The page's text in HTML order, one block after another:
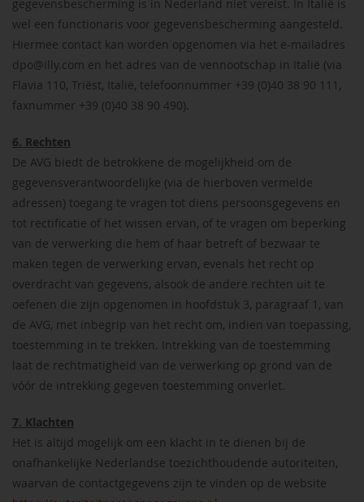
gegevensbescherming is in Nederland niet vereist. In Italië is
wel een functionaris voor gegevensbescherming aangesteld.
Hiermee contact kan worden opgenomen via het e-mailadres
dpo@illy.com en het adres van de vennootschap in Italië (via
Flavia 110, Triëst, Italië, telefoonnummer +39 (0)40 38 90 111,
faxnummer +39 (0)40 38 90 490).
6. Rechten
De AVG biedt de betrokkene de mogelijkheid om de
gegevensverantwoordelijke (via de hierboven vermelde
adressen) toegang te vragen tot diens persoonsgegevens en
tot rectificatie of het wissen ervan, of te vragen om beperking
van de verwerking die hem of haar betreft of bezwaar te
maken tegen de verwerking ervan, evenals het recht op
overdracht van gegevens, alsook de andere rechten uit te
oefenen die zijn opgenomen in hoofdstuk 3, paragraaf 1, van
de AVG, met inbegrip van het recht om, indien van toepassing,
toestemming in te trekken. Intrekking van de toestemming
laat de rechtmatigheid van de verwerking op grond van de
vóór de intrekking gegeven toestemming onverlet.
7. Klachten
Het is altijd mogelijk om een klacht in te dienen bij de
onafhankelijke Nederlandse toezichthoudende autoriteiten,
waarvan de contactgegevens zijn te vinden op de website